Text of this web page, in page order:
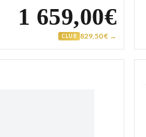
1 659,00€
CLUB 829,50 € →
Pendentif or lettre Chohan